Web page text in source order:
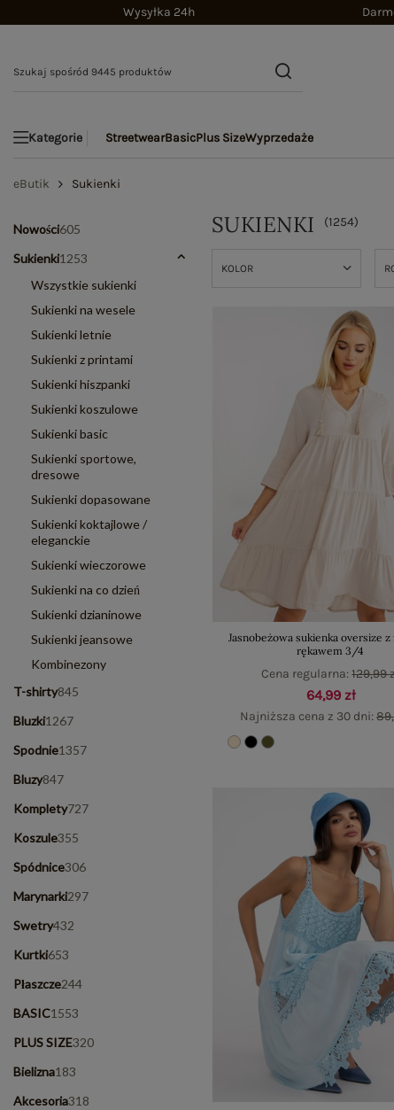
Wysyłka 24h
Kategorie StreetwearBasicPlus SizeWyprzedaże
eButik Sukienki
Nowości605
Sukienki1253
Wszystkie sukienki
Sukienki na wesele
Sukienki letnie
Sukienki z printami
Sukienki hiszpanki
Sukienki koszulowe
Sukienki basic
Sukienki sportowe,
dresowe
Sukienki dopasowane
Sukienki koktajlowe /
eleganckie
Sukienki wieczorowe
Sukienki na co dzień
Sukienki dzianinowe
Sukienki jeansowe
Kombinezony
T-shirty845
Bluzki1267
Spodnie1357
Bluzy847
Komplety727
Koszule355
Spódnice306
Marynarki297
Swetry432
Kurtki653
Płaszcze244
BASIC1553
PLUS SIZE320
Bielizna183
Akcesoria318
SUKIENKI (1254)
KOLOR
Jasnobeżowa sukienka oversize z
rękawem 3/4
64,99 zł
Najniższa cena z 30 dni:
Cena regularna:129,99